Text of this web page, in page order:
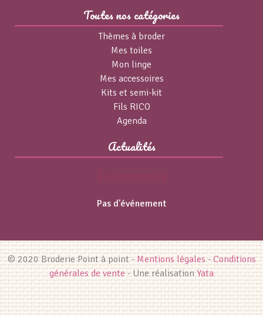
Toutes nos catégories
Thèmes à broder
Mes toiles
Mon linge
Mes accessoires
Kits et semi-kit
Fils RICO
Agenda
Actualités
Pas d'événement
© 2020 Broderie Point à point - Mentions légales-Conditions
générales de vente- Une réalisationYata